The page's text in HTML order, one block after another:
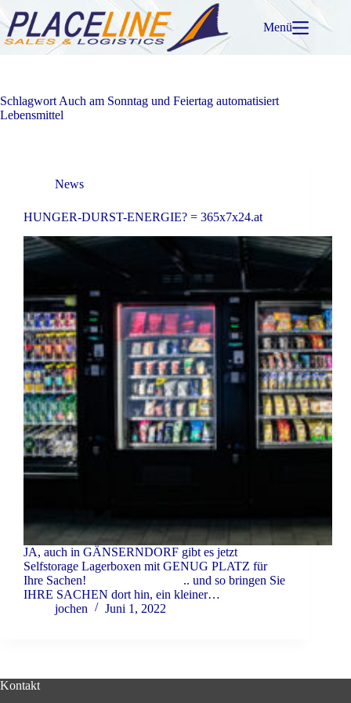
Inhalt
springen
Menü
Schlagwort Auch am Sonntag und Feiertag automatisiert
Lebensmittel
News
HUNGER-DURST-ENERGIE? = 365x7x24.at
JA, auch in GÄNSERNDORF gibt es jetzt
Selfstorage Lagerboxen mit GENUG PLATZ für
Ihre Sachen! .. und so bringen Sie
IHRE SACHEN dort hin, ein kleiner…
jochen
Juni 1, 2022
Kontakt